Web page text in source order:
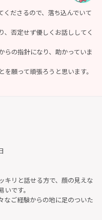
くださるので、落ち込んでいて
、否定せず優しくお話ししてく
らの指針になり、助かっていま
願って頑張ろうと思います。
キリと話せる方で、顔の見えな
です。
なご経験からの地に足のついた